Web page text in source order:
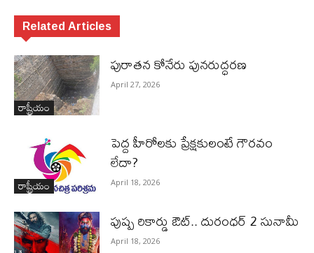
Related Articles
రాష్ట్రీయం
పురాత‌న కోనేరు పున‌రుద్ధ‌ర‌ణ
April 27, 2026
రాష్ట్రీయం
పెద్ద హీరోల‌కు ప్రేక్ష‌కులంటే గౌర‌వం
లేదా?
April 18, 2026
పుష్ప రికార్డు ఔట్‌.. దురంధ‌ర్ 2 సునామీ
April 18, 2026